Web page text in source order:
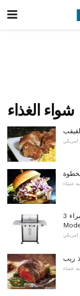
شواء الغذاء
امريكي
عشاء
شار برويل التجاري بالأشعة تحت الحمراء 3-Burner
امريكي
ريب
عشاء